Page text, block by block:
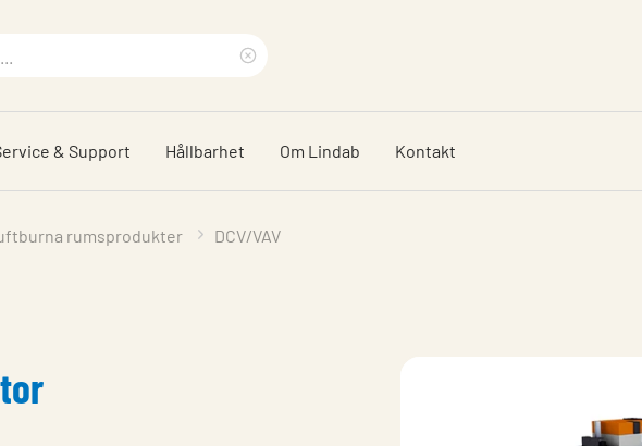
sökfras
& Support Hållbarhet Om Lindab Kontakt
rumsprodukter DCV/VAV